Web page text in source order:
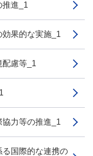
進_1
果的な実施_1
慮等_1
力等の推進_1
国際的な連携の